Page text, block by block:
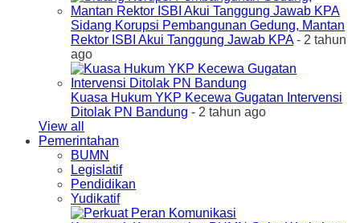
Sidang Korupsi Pembangunan Gedung, Mantan
Rektor ISBI Akui Tanggung Jawab KPA- 2 tahun
ago
Kuasa Hukum YKP Kecewa Gugatan Intervensi
Ditolak PN Bandung - 2 tahun ago
View all
Pemerintahan
BUMN
Legislatif
Pendidikan
Yudikatif